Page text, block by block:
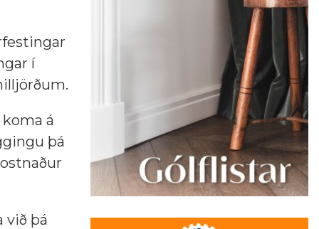
í
á
þá
við þá